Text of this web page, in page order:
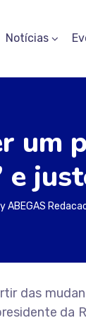
Notícias
um
e
ABEGAS
das
da